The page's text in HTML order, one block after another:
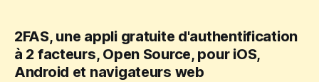
2FAS, une appli gratuite d'authentification
à 2 facteurs, Open Source, pour iOS,
Android et navigateurs web